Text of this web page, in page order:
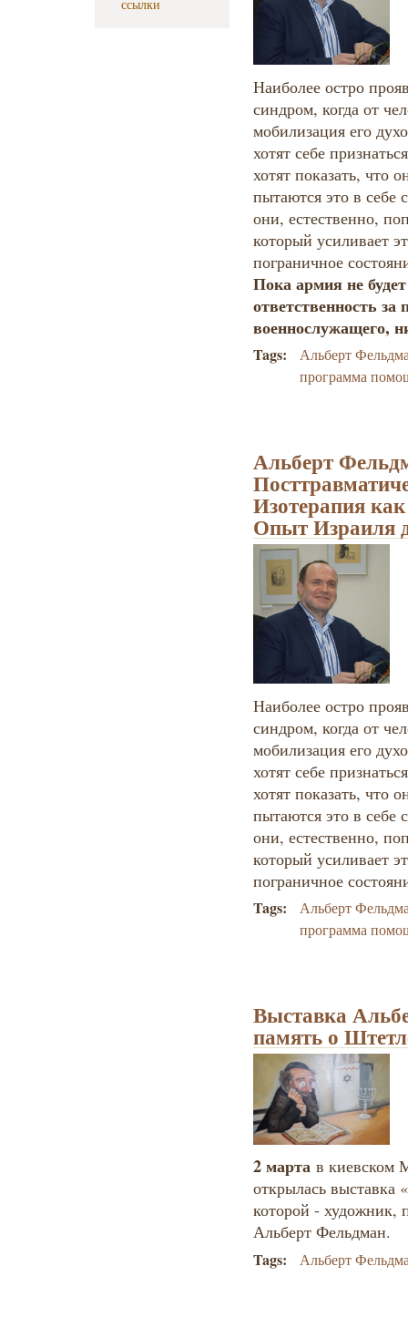
ссылки
Наиболее остро
синдром, когда от
мобилизация его
хотят себе
хотят показать, что
пытаются это в себе
они, естественно,
который усиливает
пограничное
Пока армия не
ответственность за
военнослужащего,
Tags:
Альберт
программа
Альберт
Изотерапия
Опыт Израиля
Наиболее остро
синдром, когда от
мобилизация его
хотят себе
хотят показать, что
пытаются это в себе
они, естественно,
который усиливает
пограничное
Tags:
Альберт
программа
Выставка
память о
2 мартав киевском
открылась выставка
которой - художник,
Альберт Фельдман.
Tags: Альберт